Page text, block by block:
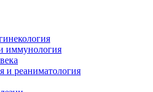
иммунология
и реаниматология